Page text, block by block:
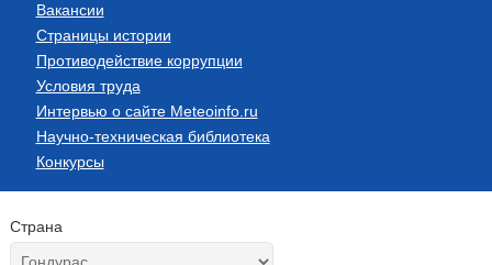
Вакансии
Страницы истории
Противодействие коррупции
Условия труда
Интервью о сайте Meteoinfo.ru
Научно-техническая библиотека
Конкурсы
Страна